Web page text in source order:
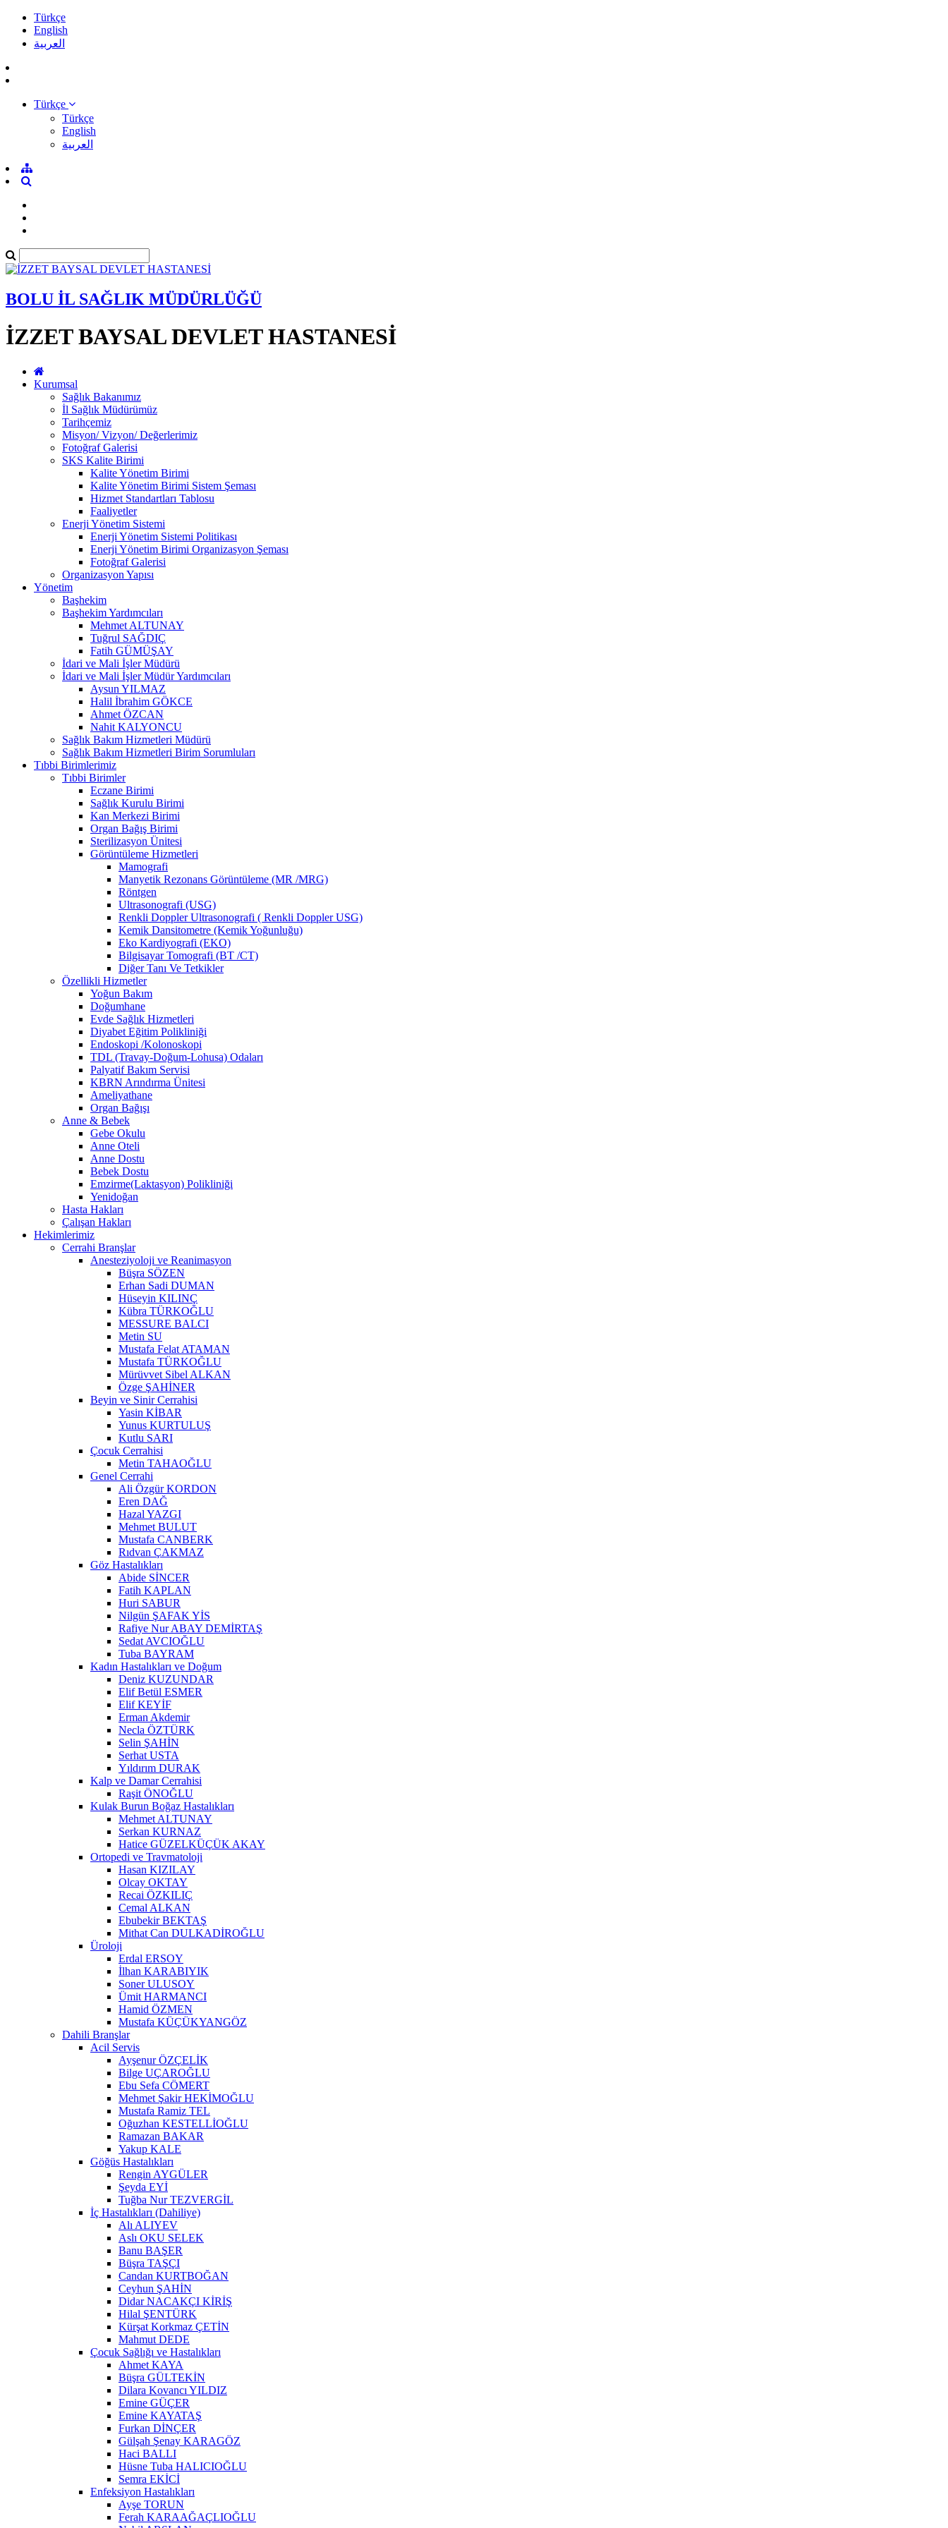
Türkçe
English
العربية
Türkçe
Türkçe
English
العربية
BOLU İL SAĞLIK MÜDÜRLÜĞÜ
İZZET BAYSAL DEVLET HASTANESİ
Kurumsal
Sağlık Bakanımız
İl Sağlık Müdürümüz
Tarihçemiz
Misyon/ Vizyon/ Değerlerimiz
Fotoğraf Galerisi
SKS Kalite Birimi
Kalite Yönetim Birimi
Kalite Yönetim Birimi Sistem Şeması
Hizmet Standartları Tablosu
Faaliyetler
Enerji Yönetim Sistemi
Enerji Yönetim Sistemi Politikası
Enerji Yönetim Birimi Organizasyon Şeması
Fotoğraf Galerisi
Organizasyon Yapısı
Yönetim
Başhekim
Başhekim Yardımcıları
Mehmet ALTUNAY
Tuğrul SAĞDIÇ
Fatih GÜMÜŞAY
İdari ve Mali İşler Müdürü
İdari ve Mali İşler Müdür Yardımcıları
Aysun YILMAZ
Halil İbrahim GÖKCE
Ahmet ÖZCAN
Nahit KALYONCU
Sağlık Bakım Hizmetleri Müdürü
Sağlık Bakım Hizmetleri Birim Sorumluları
Tıbbi Birimlerimiz
Tıbbi Birimler
Eczane Birimi
Sağlık Kurulu Birimi
Kan Merkezi Birimi
Organ Bağış Birimi
Sterilizasyon Ünitesi
Görüntüleme Hizmetleri
Mamografi
Manyetik Rezonans Görüntüleme (MR /MRG)
Röntgen
Ultrasonografi (USG)
Renkli Doppler Ultrasonografi ( Renkli Doppler USG)
Kemik Dansitometre (Kemik Yoğunluğu)
Eko Kardiyografi (EKO)
Bilgisayar Tomografi (BT /CT)
Diğer Tanı Ve Tetkikler
Özellikli Hizmetler
Yoğun Bakım
Doğumhane
Evde Sağlık Hizmetleri
Diyabet Eğitim Polikliniği
Endoskopi /Kolonoskopi
TDL (Travay-Doğum-Lohusa) Odaları
Palyatif Bakım Servisi
KBRN Arındırma Ünitesi
Ameliyathane
Organ Bağışı
Anne & Bebek
Gebe Okulu
Anne Oteli
Anne Dostu
Bebek Dostu
Emzirme(Laktasyon) Polikliniği
Yenidoğan
Hasta Hakları
Çalışan Hakları
Hekimlerimiz
Cerrahi Branşlar
Anesteziyoloji ve Reanimasyon
Büşra SÖZEN
Erhan Sadi DUMAN
Hüseyin KILINÇ
Kübra TÜRKOĞLU
MESSURE BALCI
Metin SU
Mustafa Felat ATAMAN
Mustafa TÜRKOĞLU
Mürüvvet Sibel ALKAN
Özge ŞAHİNER
Beyin ve Sinir Cerrahisi
Yasin KİBAR
Yunus KURTULUŞ
Kutlu SARI
Çocuk Cerrahisi
Metin TAHAOĞLU
Genel Cerrahi
Ali Özgür KORDON
Eren DAĞ
Hazal YAZGI
Mehmet BULUT
Mustafa CANBERK
Rıdvan ÇAKMAZ
Göz Hastalıkları
Abide SİNCER
Fatih KAPLAN
Huri SABUR
Nilgün ŞAFAK YİS
Rafiye Nur ABAY DEMİRTAŞ
Sedat AVCIOĞLU
Tuba BAYRAM
Kadın Hastalıkları ve Doğum
Deniz KUZUNDAR
Elif Betül ESMER
Elif KEYİF
Erman Akdemir
Necla ÖZTÜRK
Selin ŞAHİN
Serhat USTA
Yıldırım DURAK
Kalp ve Damar Cerrahisi
Raşit ÖNOĞLU
Kulak Burun Boğaz Hastalıkları
Mehmet ALTUNAY
Serkan KURNAZ
Hatice GÜZELKÜÇÜK AKAY
Ortopedi ve Travmatoloji
Hasan KIZILAY
Olcay OKTAY
Recai ÖZKILIÇ
Cemal ALKAN
Ebubekir BEKTAŞ
Mithat Can DULKADİROĞLU
Üroloji
Erdal ERSOY
İlhan KARABIYIK
Soner ULUSOY
Ümit HARMANCI
Hamid ÖZMEN
Mustafa KÜÇÜKYANGÖZ
Dahili Branşlar
Acil Servis
Ayşenur ÖZÇELİK
Bilge UÇAROĞLU
Ebu Sefa CÖMERT
Mehmet Şakir HEKİMOĞLU
Mustafa Ramiz TEL
Oğuzhan KESTELLİOĞLU
Ramazan BAKAR
Yakup KALE
Göğüs Hastalıkları
Rengin AYGÜLER
Şeyda EYİ
Tuğba Nur TEZVERGİL
İç Hastalıkları (Dahiliye)
Alı ALIYEV
Aslı OKU SELEK
Banu BAŞER
Büşra TAŞÇI
Candan KURTBOĞAN
Ceyhun ŞAHİN
Didar NACAKÇI KİRİŞ
Hilal ŞENTÜRK
Kürşat Korkmaz ÇETİN
Mahmut DEDE
Çocuk Sağlığı ve Hastalıkları
Ahmet KAYA
Büşra GÜLTEKİN
Dilara Kovancı YILDIZ
Emine GÜÇER
Emine KAYATAŞ
Furkan DİNÇER
Gülşah Şenay KARAGÖZ
Haci BALLI
Hüsne Tuba HALICIOĞLU
Semra EKİCİ
Enfeksiyon Hastalıkları
Ayşe TORUN
Ferah KARAAĞAÇLIOĞLU